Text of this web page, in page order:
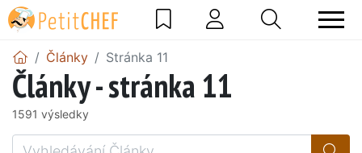
Články Stránka 11
Články - stránka 11
1591 výsledky